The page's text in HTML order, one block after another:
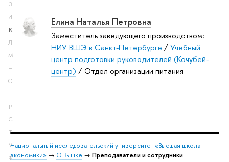
З
И
К
Л
М
Н
О
П
Р
С
Т
У
Ф
Елина Наталья Петровна
Заместитель заведующего производством:
НИУ ВШЭ в Санкт-Петербурге /Учебный
центр подготовки руководителей (Кочубей-
центр) / Отдел организации питания
Национальный исследовательский университет «Высшая школа
экономики» → О Вышке → Преподаватели и сотрудники